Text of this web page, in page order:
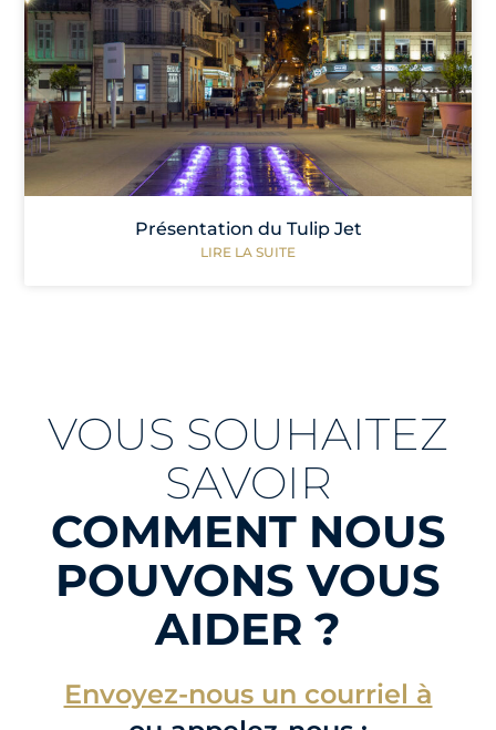
Présentation du Tulip Jet
LIRE LA SUITE
VOUS SOUHAITEZ
SAVOIR
COMMENT NOUS
POUVONS VOUS
AIDER ?
Envoyez-nous un courriel à